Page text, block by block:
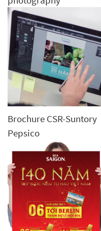
Brochure CSR-Suntory
Pepsico